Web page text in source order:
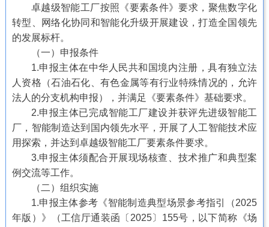
卓越级智能工厂按照《要素条件》要求，聚焦数字化
转型、网络化协同和智能化升级开展建设，打造全国领先
的发展标杆。
（一）申报条件
1.申报主体在中华人民共和国境内注册，具有独立法
人资格（石油石化、有色金属等有行业特殊情况的，允许
法人的分支机构申报），并满足《要素条件》基础要求。
2.申报主体已完成智能工厂建设并获评先进级智能工
厂，智能制造达到国内领先水平，开展了人工智能技术应
用探索，并达到卓越级智能工厂要素条件要求。
3.申报主体须配合开展现场核查、技术推广和典型案
例交流等工作。
（二）组织实施
1.申报主体参考《智能制造典型场景参考指引（2025
年版）》（工信厅通装函〔2025〕155号，以下简称《场